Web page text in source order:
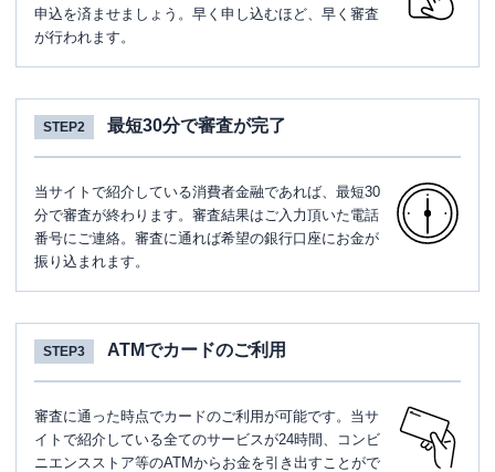
申込を済ませましょう。早く申し込むほど、早く審査
が行われます。
STEP2 最短30分で審査が完了
当サイトで紹介している消費者金融であれば、最短30
分で審査が終わります。審査結果はご入力頂いた電話
番号にご連絡。審査に通れば希望の銀行口座にお金が
振り込まれます。
STEP3 ATMでカードのご利用
審査に通った時点でカードのご利用が可能です。当サ
イトで紹介している全てのサービスが24時間、コンビ
ニエンスストア等のATMからお金を引き出すことがで